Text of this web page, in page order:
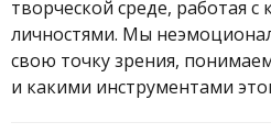
творческой среде, работая
личностями. Мы
свою точку зрения,
и какими инструментами